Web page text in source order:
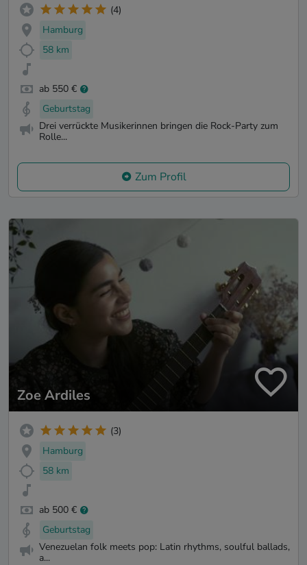
(4)
Hamburg
58 km
ab 550 €
Geburtstag
Drei verrückte Musikerinnen bringen die Rock-Party zum
Rolle...
Zum Profil
Zoe Ardiles
(3)
Hamburg
58 km
ab 500 €
Geburtstag
Venezuelan folk meets pop: Latin rhythms, soulful ballads,
a...